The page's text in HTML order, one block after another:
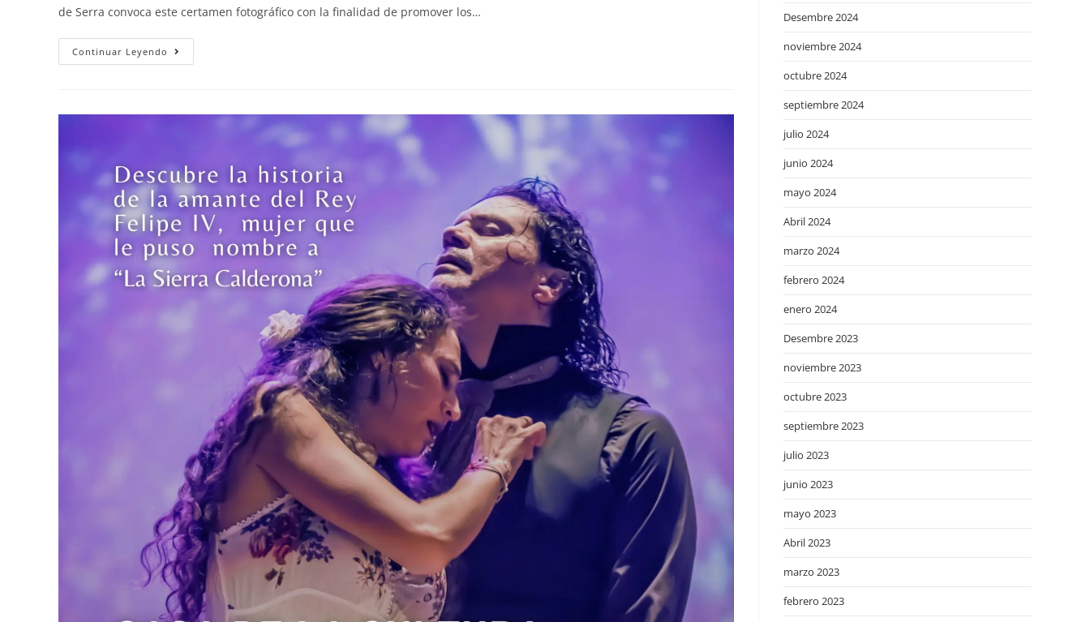
de Serra convoca este certamen fotográfico con la finalidad de promover los…
Continuar Leyendo
Desembre 2024
noviembre 2024
octubre 2024
septiembre 2024
julio 2024
junio 2024
mayo 2024
Abril 2024
marzo 2024
febrero 2024
enero 2024
Desembre 2023
noviembre 2023
octubre 2023
septiembre 2023
julio 2023
junio 2023
mayo 2023
Abril 2023
marzo 2023
febrero 2023